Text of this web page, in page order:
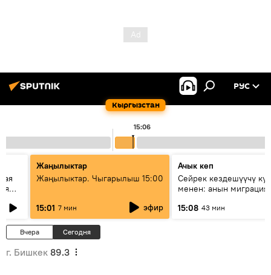
Кыргызстан
РУС
15:06
Жаңылыктар
Жаңылыктар. Чыгарылыш 15:00
15:01 7 мин эфир
Ачык кеп
Сейрек кездешүүчү
менен: анын
15:08 43 мин
Вчера Сегодня
г. Бишкек 89.3